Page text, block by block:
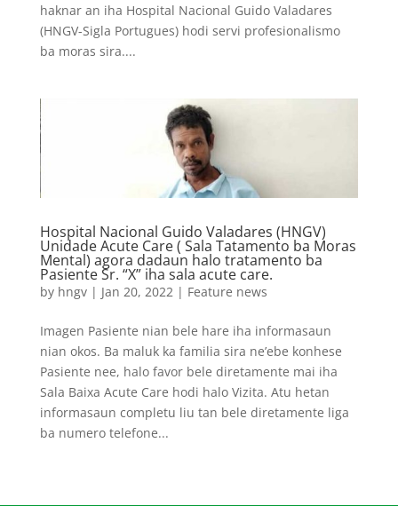
haknar an iha Hospital Nacional Guido Valadares
(HNGV-Sigla Portugues) hodi servi profesionalismo
ba moras sira....
Hospital Nacional Guido Valadares (HNGV)
Unidade Acute Care ( Sala Tatamento ba Moras
Mental) agora dadaun halo tratamento ba
Pasiente Sr. “X” iha sala acute care.
by hngv| Jan 20, 2022| Feature news
Imagen Pasiente nian bele hare iha informasaun
nian okos. Ba maluk ka familia sira ne’ebe konhese
Pasiente nee, halo favor bele diretamente mai iha
Sala Baixa Acute Care hodi halo Vizita. Atu hetan
informasaun completu liu tan bele diretamente liga
ba numero telefone...